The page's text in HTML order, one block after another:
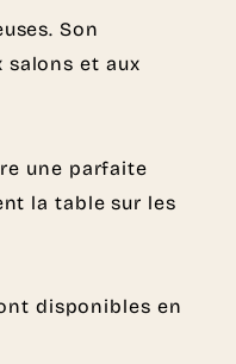
Son
salons et aux
une parfaite
la table sur les
disponibles en